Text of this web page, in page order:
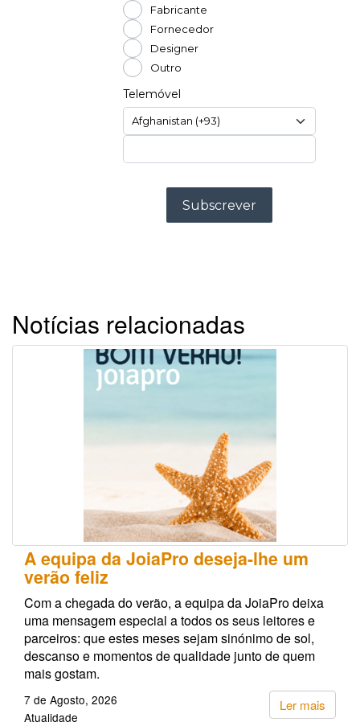
Notícias relacionadas
A equipa da JoiaPro deseja-lhe um
verão feliz
Com a chegada do verão, a equipa da JoiaPro deixa
uma mensagem especial a todos os seus leitores e
parceiros: que estes meses sejam sinónimo de sol,
descanso e momentos de qualidade junto de quem
mais gostam.
Ler mais
7 de Agosto, 2026
Atualidade